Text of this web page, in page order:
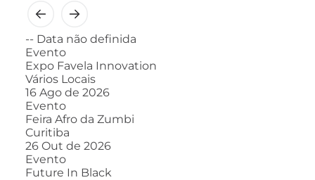
-- Data não definida
Evento
Expo Favela Innovation
Vários Locais
16 Ago de 2026
Evento
Feira Afro da Zumbi
Curitiba
26 Out de 2026
Evento
Future In Black